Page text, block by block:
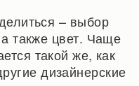
– выбор
также цвет. Чаще
такой же, как
дизайнерские